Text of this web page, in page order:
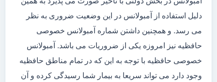
دلیل استفاده از آمبولانس در این وضعیت ضروری به نظر
می رسد. و همچنین داشتن شماره آمبولانس خصوصی
حافظیه نیز امروزه یکی از ضروریات می باشد. آمبولانس
خصوصی حافظیه با توجه به این که در تمام مناطق حافظیه
وجود دارد می تواند سریعا به بیمار شما رسیدگی کرده و آن